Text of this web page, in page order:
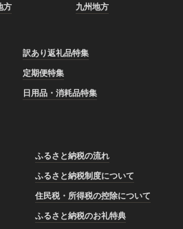
方 九州地方
訳あり返礼品特集
定期便特集
日用品・消耗品特集
ふるさと納税の流れ
ふるさと納税制度について
住民税・所得税の控除について
ふるさと納税のお礼特典